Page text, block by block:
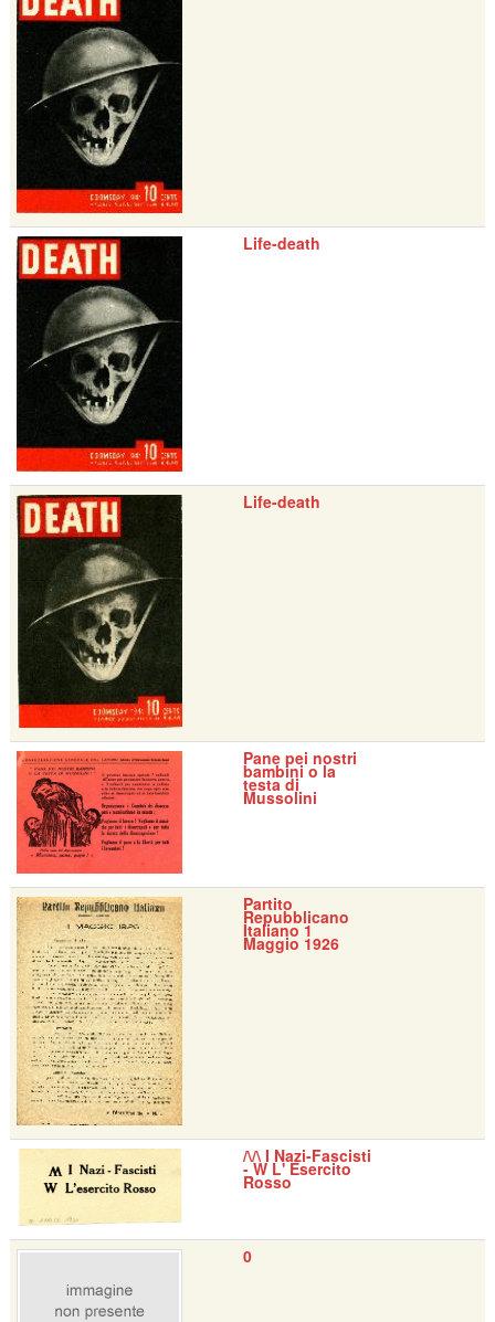
Life-death
Life-death
Pane pei nostri
bambini o la
testa di
Mussolini
Partito
Repubblicano
Italiano 1
Maggio 1926
/\/\ I Nazi-Fascisti
- W L' Esercito
Rosso
0